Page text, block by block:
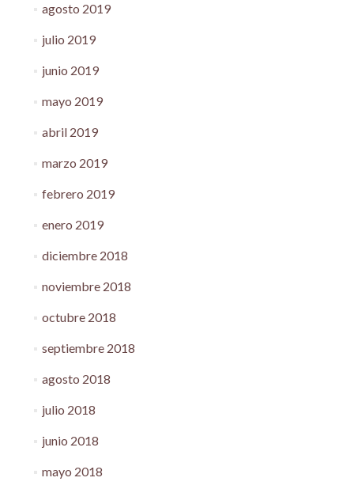
agosto 2019
julio 2019
junio 2019
mayo 2019
abril 2019
marzo 2019
febrero 2019
enero 2019
diciembre 2018
noviembre 2018
octubre 2018
septiembre 2018
agosto 2018
julio 2018
junio 2018
mayo 2018